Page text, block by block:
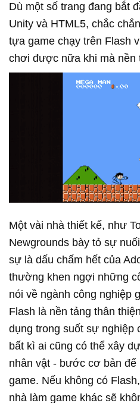
Dù một số trang đang bắt
Unity và HTML5, chắc
tựa game chạy trên Flash
chơi được nữa khi mà nền
Một vài nhà thiết kế, như
Newgrounds bày tỏ sự
sự là dấu chấm hết của
thường khen ngợi những
nói về ngành công nghiệp
Flash là nền tảng thân
dụng trong suốt sự nghiệp
bất kì ai cũng có thể xây
nhân vật - bước cơ bản
game. Nếu không có
nhà làm game khác sẽ